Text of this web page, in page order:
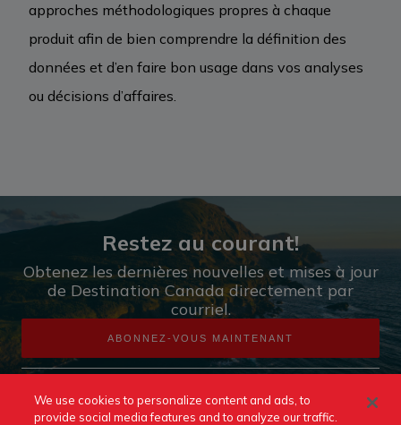
approches méthodologiques propres à chaque
produit afin de bien comprendre la définition des
données et d’en faire bon usage dans vos analyses
ou décisions d’affaires.
Restez au courant!
Obtenez les dernières nouvelles et mises à jour
de Destination Canada directement par
courriel.
ABONNEZ-VOUS MAINTENANT
We use cookies to personalize content and ads, to
provide social media features and to analyze our traffic.